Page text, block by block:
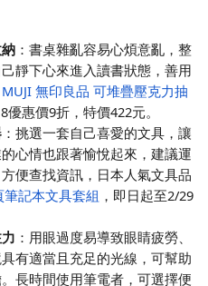
：書桌雜亂容易心煩意亂，整
靜下心來進入讀書狀態，善用
MUJI 無印良品 可堆疊壓克力抽
優惠價9折，特價422元。
：挑選一套自己喜愛的文具，讓
心情也跟著愉悅起來，建議運
便查找資訊，日本人氣文具品
筆記本文具套組 ，即日起至2/29
：用眼過度易導致眼睛疲勞、
有適當且充足的光線，可幫助
長時間使用筆電者，可選擇便